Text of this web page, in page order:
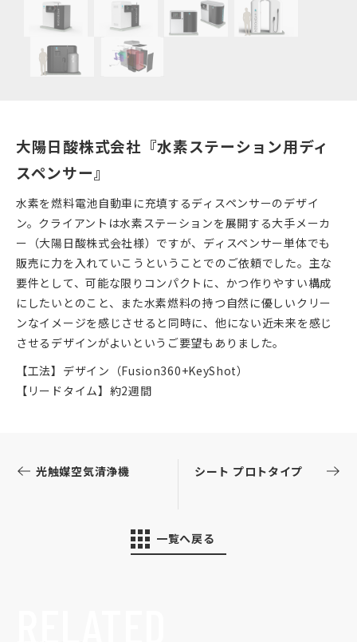
大陽日酸株式会社『水素ステーション用ディ
スペンサー』
水素を燃料電池自動車に充填するディスペンサーのデザイ
ン。クライアントは水素ステーションを展開する大手メーカ
ー（大陽日酸株式会社様）ですが、ディスペンサー単体でも
販売に力を入れていこうということでのご依頼でした。主な
要件として、可能な限りコンパクトに、かつ作りやすい構成
にしたいとのこと、また水素燃料の持つ自然に優しいクリー
ンなイメージを感じさせると同時に、他にない近未来を感じ
させるデザインがよいというご要望もありました。
【工法】デザイン（Fusion360+KeyShot）
【リードタイム】約2週間
光触媒空気清浄機
一覧へ戻る
シート プロトタイプ